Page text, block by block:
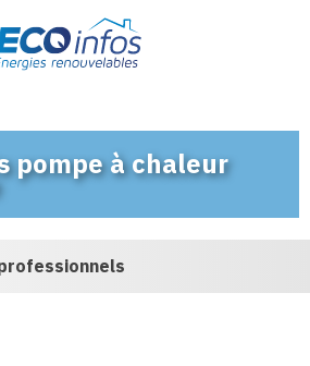
pompe à chaleur